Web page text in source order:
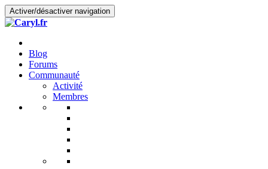
Activer/désactiver navigation
Blog
Forums
Communauté
Activité
Membres